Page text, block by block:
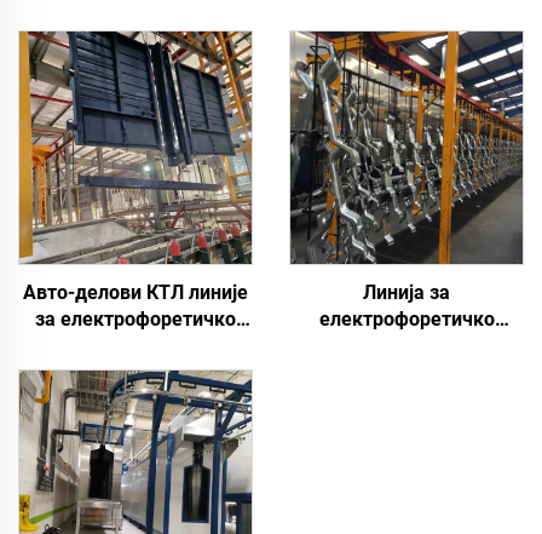
Авто-делови КТЛ линије
за електрофоретичко
Линија за
електрофоретичко